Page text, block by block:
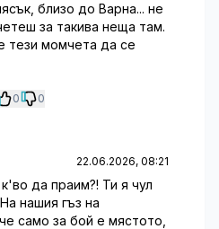
близо до Варна... не
за такива неща там.
тези момчета да се
0 0
22.06.2026, 08:21
да праим?! Ти я чул
нашия гъз на
само за бой е мястото,